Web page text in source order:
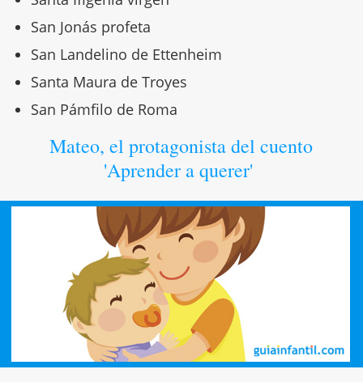
San Jonás profeta
San Landelino de Ettenheim
Santa Maura de Troyes
San Pámfilo de Roma
Mateo, el protagonista del cuento
'Aprender a querer'